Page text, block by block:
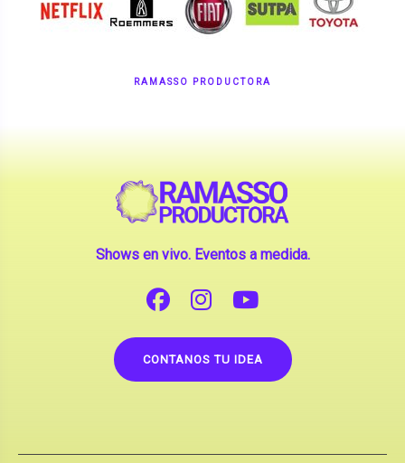
RAMASSO PRODUCTORA
Shows en vivo. Eventos a medida.
CONTANOS TU IDEA